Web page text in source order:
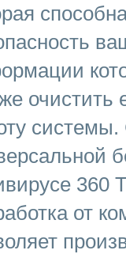
очистить
360
от